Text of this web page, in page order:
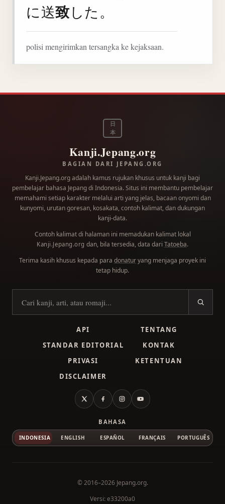
に送致した。
polisi mengirimkan tersangka ke kejaksaan.
日
本
Kanji.Jepang.org
BAGIAN DARI JEPANG.ORG
Kanji.Jepang.org adalah kamus rujukan khusus untuk kanji bagi
pembelajar bahasa Jepang di Indonesia. Situs ini membantu pembelajar
memahami setiap karakter melalui arti yang jelas, bacaan onyomi dan
kunyomi, urutan goresan, kosakata, contoh kalimat, dan dukungan
kanji-data.
Contoh kalimat di halaman ini memadukan kalimat lokal
Kanji.Jepang.org dan, bila tersedia, data dari Tatoeba.
Terima kasih khusus kepada para donaturyang menjaga proyek ini
tetap hidup.
Cari kanji
API
TENTANG
STANDAR EDITORIAL
KONTAK
PRIVASI
KETENTUAN
DISCLAIMER
X FacebookInstagramYouTube
BAHASA
INDONESIA ENGLISH ESPAÑOL FRANÇAIS PORTUGUÊS
© 2016–2026 Jepang.org.
Versi: e33200a0